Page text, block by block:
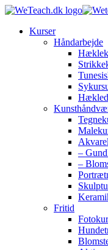
Kurser
Håndarbejde
Akvarel
–
–
Fritid